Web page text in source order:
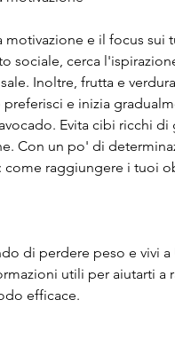
motivazione e il focus
sociale, cerca
Inoltre, frutta e
e inizia
Evita cibi ricchi
Con un po' di
come raggiungere i tuoi
di perdere peso e vivi
utili per aiutarti
efficace.